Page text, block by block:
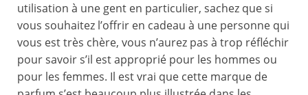
utilisation à une gent en particulier, sachez que si
vous souhaitez l’offrir en cadeau à une personne qui
vous est très chère, vous n’aurez pas à trop réfléchir
pour savoir s’il est approprié pour les hommes ou
pour les femmes. Il est vrai que cette marque de